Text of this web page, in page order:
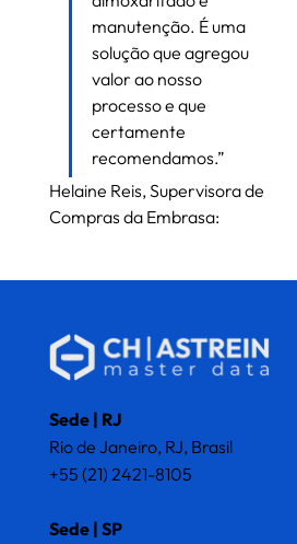
manutenção. É uma
solução que agregou
valor ao nosso
processo e que
certamente
recomendamos.”
Helaine Reis, Supervisora de
Compras da Embrasa:
Sede | RJ
Rio de Janeiro, RJ, Brasil
+55 (21) 2421-8105
Sede | SP